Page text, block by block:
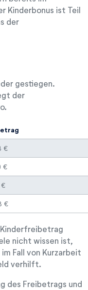
Kinderbonus ist Teil
der
gestiegen.
der
€
€
€
€
nicht wissen ist,
Fall von Kurzarbeit
verhilft.
des Freibetrags und